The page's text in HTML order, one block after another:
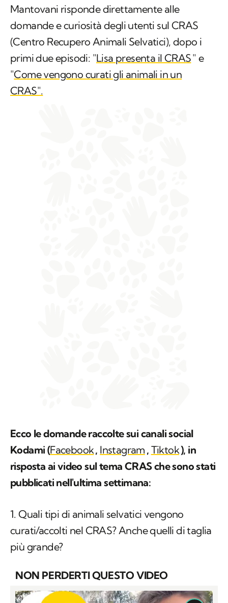
Mantovani risponde direttamente alle
domande e curiosità degli utenti sul CRAS
(Centro Recupero Animali Selvatici), dopo i
primi due episodi: "Lisa presenta il CRAS" e
"Come vengono curati gli animali in un
CRAS".
Ecco le domande raccolte sui canali social
Kodami (Facebook, Instagram , Tiktok), in
risposta ai video sul tema CRAS che sono stati
pubblicati nell'ultima settimana:
1. Quali tipi di animali selvatici vengono
curati/accolti nel CRAS? Anche quelli di taglia
più grande?
NON PERDERTI QUESTO VIDEO